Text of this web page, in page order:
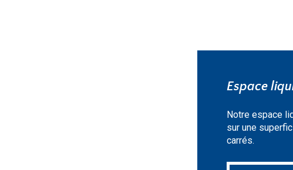
Espace
Notre espace
sur une
carrés.